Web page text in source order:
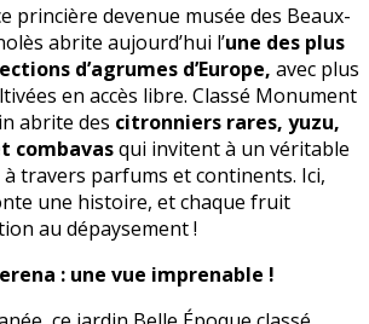
princière devenue musée des Beaux-
abrite aujourd’hui l’une des plus
d’agrumes d’Europe, avec plus
en accès libre. Classé Monument
abrite des citronniers rares, yuzu,
combavasqui invitent à un véritable
travers parfums et continents. Ici,
une histoire, et chaque fruit
au dépaysement !
: une vue imprenable !